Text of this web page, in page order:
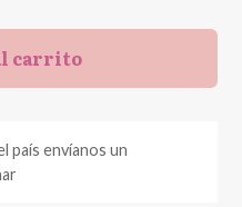
carrito
país envíanos un